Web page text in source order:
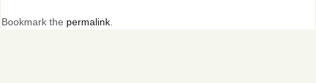
Bookmark the permalink